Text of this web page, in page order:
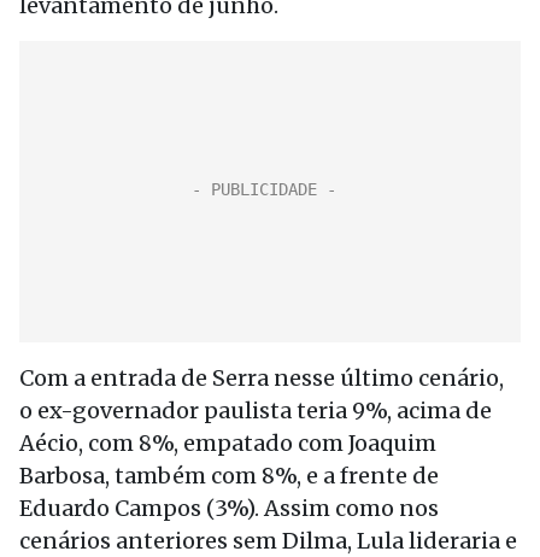
Com a entrada de Serra nesse último cenário,
o ex-governador paulista teria 9%, acima de
Aécio, com 8%, empatado com Joaquim
Barbosa, também com 8%, e a frente de
Eduardo Campos (3%). Assim como nos
cenários anteriores sem Dilma, Lula lideraria e